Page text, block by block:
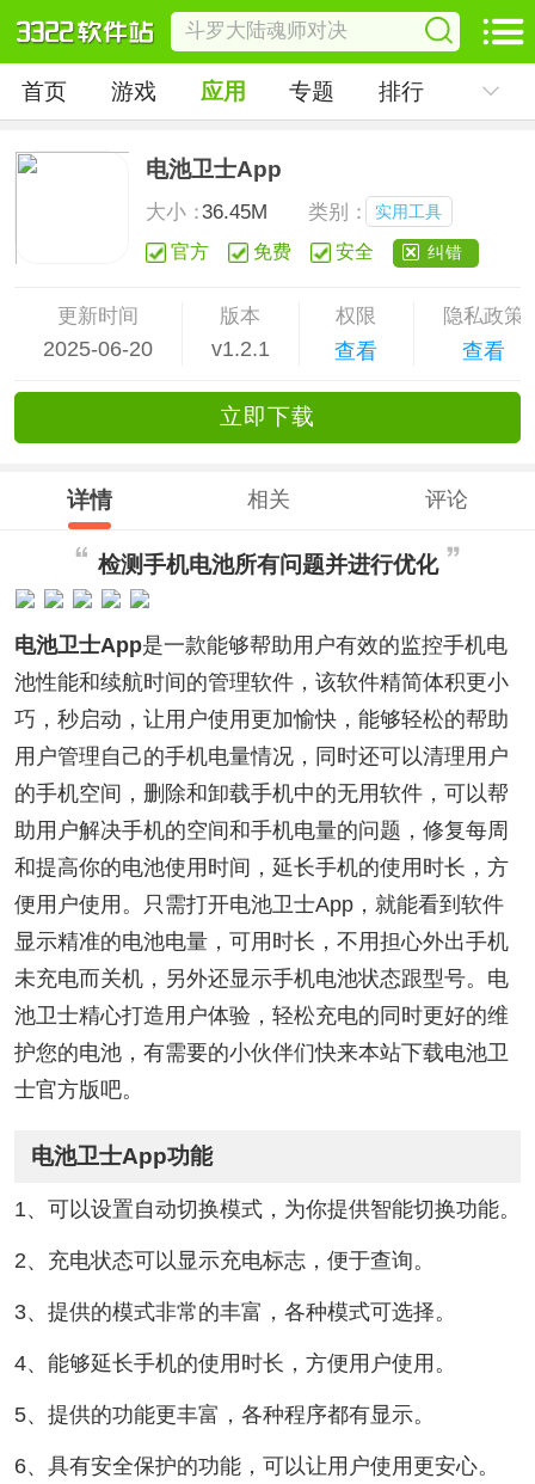
首页 游戏 应用 专题 排行
电池卫士App
大小：36.45M 类别： 实用工具
官方 免费 安全 纠错
更新时间
2025-06-20
版本
v1.2.1
权限
查看
隐私政策
查看
立即下载
详情 相关 评论
检测手机电池所有问题并进行优化
电池卫士App是一款能够帮助用户有效的监控手机电
池性能和续航时间的管理软件，该软件精简体积更小
巧，秒启动，让用户使用更加愉快，能够轻松的帮助
用户管理自己的手机电量情况，同时还可以清理用户
的手机空间，删除和卸载手机中的无用软件，可以帮
助用户解决手机的空间和手机电量的问题，修复每周
和提高你的电池使用时间，延长手机的使用时长，方
便用户使用。只需打开电池卫士App，就能看到软件
显示精准的电池电量，可用时长，不用担心外出手机
未充电而关机，另外还显示手机电池状态跟型号。电
池卫士精心打造用户体验，轻松充电的同时更好的维
护您的电池，有需要的小伙伴们快来本站下载电池卫
士官方版吧。
电池卫士App功能
1、可以设置自动切换模式，为你提供智能切换功能。
2、充电状态可以显示充电标志，便于查询。
3、提供的模式非常的丰富，各种模式可选择。
4、能够延长手机的使用时长，方便用户使用。
5、提供的功能更丰富，各种程序都有显示。
6、具有安全保护的功能，可以让用户使用更安心。